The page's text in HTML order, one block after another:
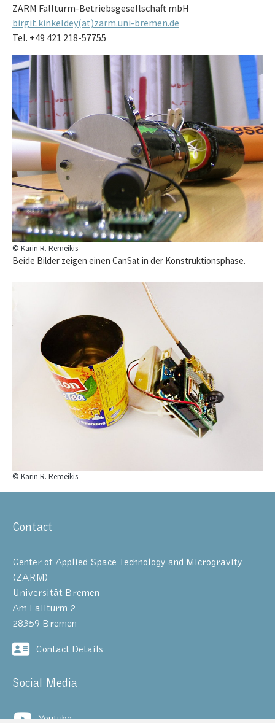
ZARM Fallturm-Betriebsgesellschaft mbH
birgit.kinkeldey(at)zarm.uni-bremen.de
Tel. +49 421 218-57755
© Karin R. Remeikis
Beide Bilder zeigen einen CanSat in der Konstruktionsphase.
© Karin R. Remeikis
Contact
Center of Applied Space Technology and Microgravity
(ZARM)
Universität Bremen
Am Fallturm 2
28359 Bremen
Contact Details
Social Media
Youtube